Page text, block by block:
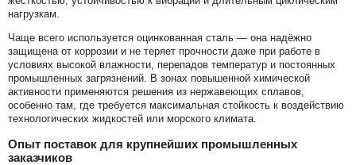
нагрузкам.
Чаще всего используется оцинкованная сталь — она надёжно
защищена от коррозии и не теряет прочности даже при работе в
условиях высокой влажности, перепадов температур и постоянных
промышленных загрязнений. В зонах повышенной химической
активности применяются решения из нержавеющих сплавов,
особенно там, где требуется максимальная стойкость к воздействию
технологических жидкостей или морского климата.
Опыт поставок для крупнейших промышленных
заказчиков